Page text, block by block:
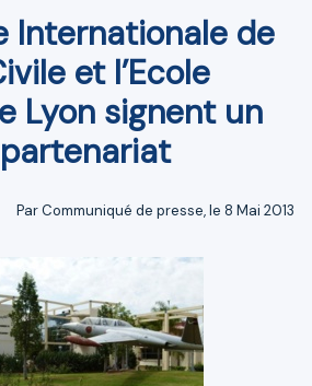
Internationale de
et l’Ecole
Lyon signent un
Par Communiqué de presse, le 8 Mai 2013